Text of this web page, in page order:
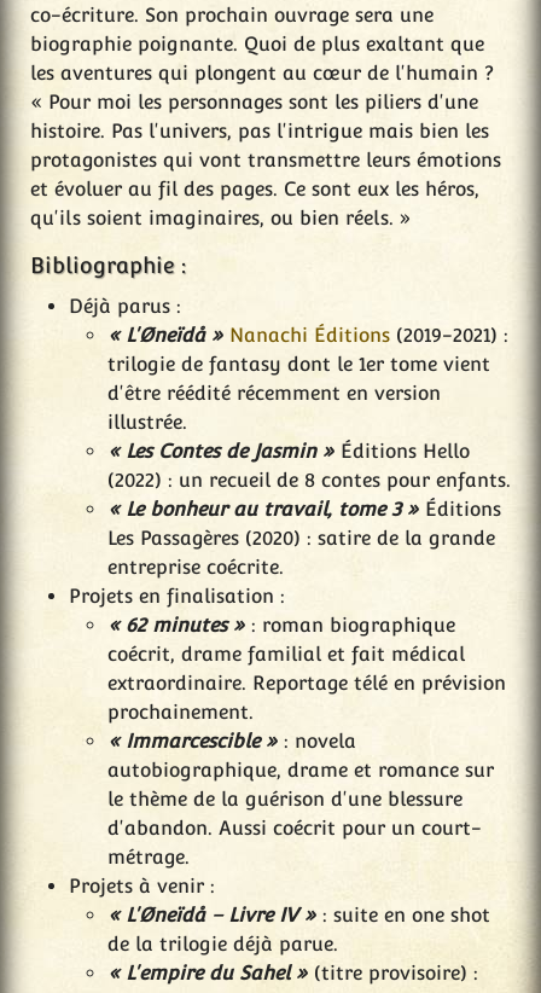
co-écriture. Son prochain ouvrage sera une
biographie poignante. Quoi de plus exaltant que
les aventures qui plongent au cœur de l'humain ?
« Pour moi les personnages sont les piliers d'une
histoire. Pas l'univers, pas l'intrigue mais bien les
protagonistes qui vont transmettre leurs émotions
et évoluer au fil des pages. Ce sont eux les héros,
qu'ils soient imaginaires, ou bien réels. »
Bibliographie :
Déjà parus :
« L'Øneïdå » Nanachi Éditions (2019-2021) :
trilogie de fantasy dont le 1er tome vient
d'être réédité récemment en version
illustrée.
« Les Contes de Jasmin » Éditions Hello
(2022) : un recueil de 8 contes pour enfants.
« Le bonheur au travail, tome 3 » Éditions
Les Passagères (2020) : satire de la grande
entreprise coécrite.
Projets en finalisation :
« 62 minutes » : roman biographique
coécrit, drame familial et fait médical
extraordinaire. Reportage télé en prévision
prochainement.
« Immarcescible » : novela
autobiographique, drame et romance sur
le thème de la guérison d'une blessure
d'abandon. Aussi coécrit pour un court-
métrage.
Projets à venir :
« L'Øneïdå – Livre IV » : suite en one shot
de la trilogie déjà parue.
« L'empire du Sahel » (titre provisoire) :